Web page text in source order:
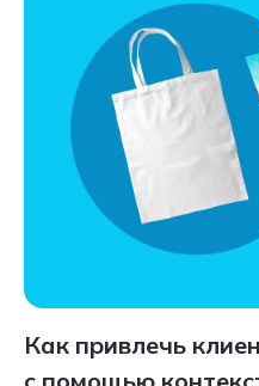
Как привлечь